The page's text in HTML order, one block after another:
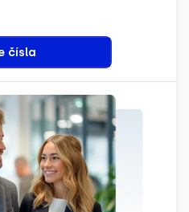
čísla